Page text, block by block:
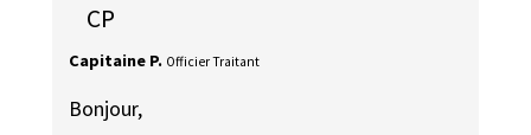
CP
Capitaine P. Officier Traitant
Bonjour,